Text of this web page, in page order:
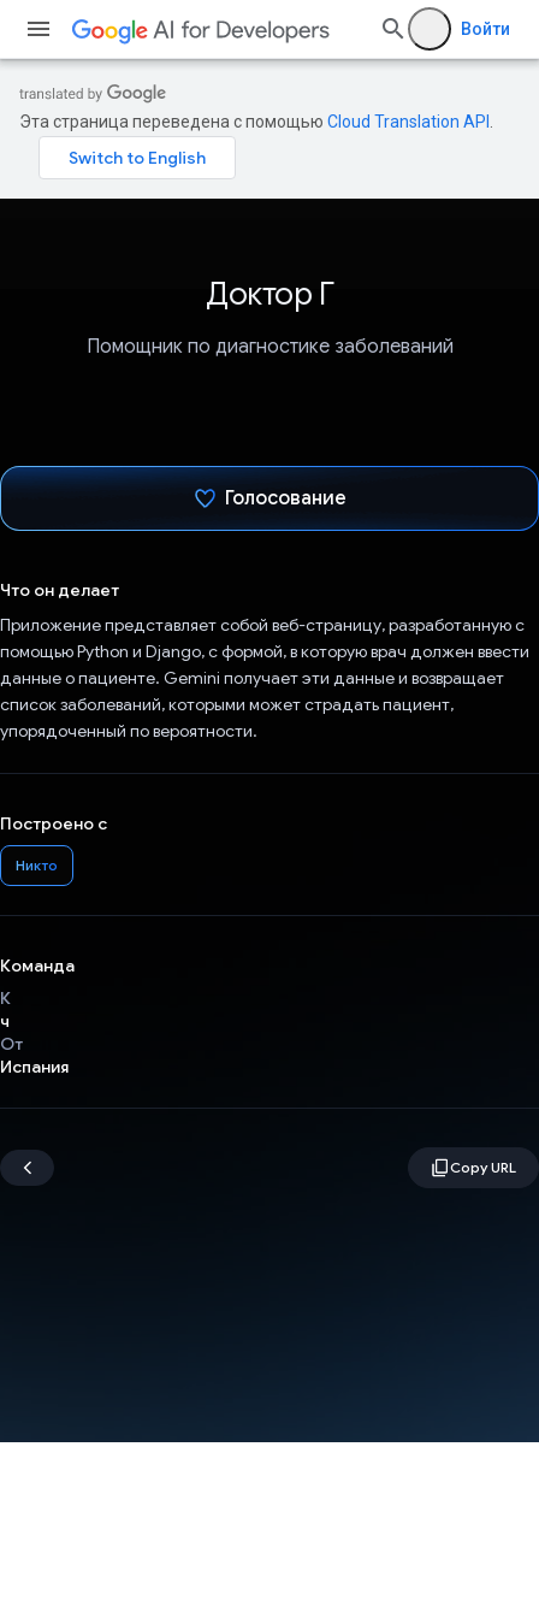
Войти
Эта страница переведена с помощью Cloud Translation API
Доктор Г
Помощник по диагностике заболеваний
Голосование
Что он делает
Приложение представляет собой веб-страницу, разработанную с
помощью Python и Django, с формой, в которую врач должен ввести
данные о пациенте. Gemini получает эти данные и возвращает
список заболеваний, которыми может страдать пациент,
упорядоченный по вероятности.
Построено с
Никто
Команда
К
ч
От
Испания